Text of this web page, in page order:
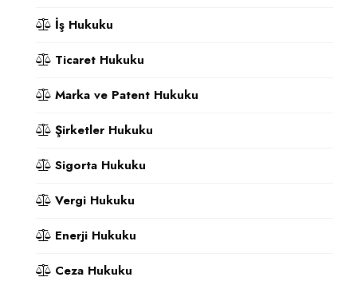
İş Hukuku
Ticaret Hukuku
Marka ve Patent Hukuku
Şirketler Hukuku
Sigorta Hukuku
Vergi Hukuku
Enerji Hukuku
Ceza Hukuku